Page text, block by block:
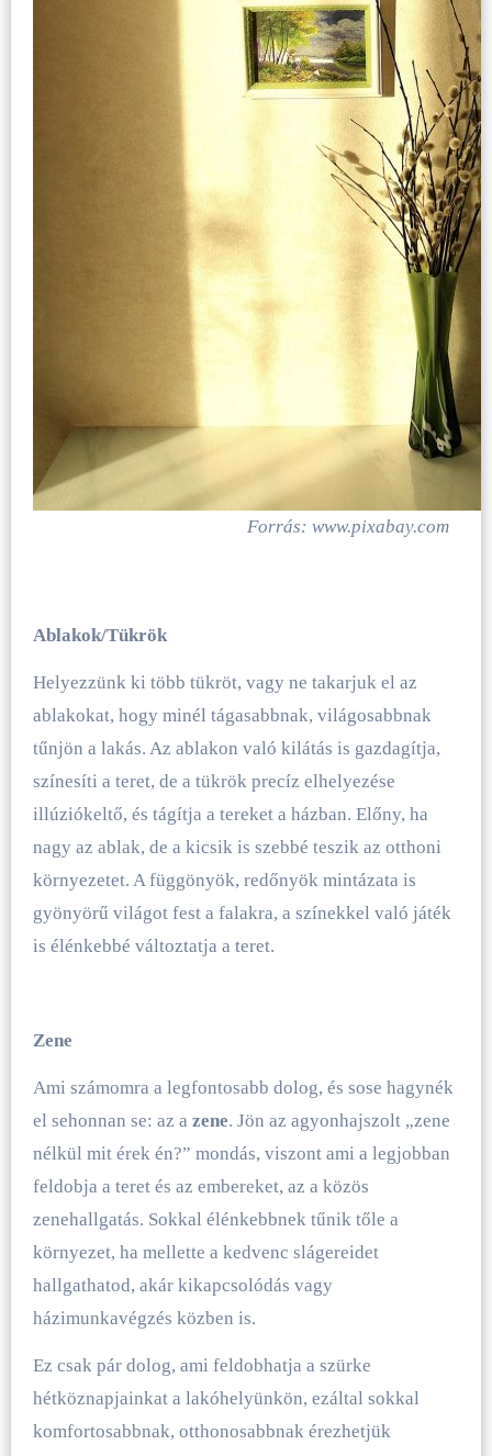
Forrás: www.pixabay.com
Ablakok/Tükrök
Helyezzünk ki több tükröt, vagy ne takarjuk el az
ablakokat, hogy minél tágasabbnak, világosabbnak
tűnjön a lakás. Az ablakon való kilátás is gazdagítja,
színesíti a teret, de a tükrök precíz elhelyezése
illúziókeltő, és tágítja a tereket a házban. Előny, ha
nagy az ablak, de a kicsik is szebbé teszik az otthoni
környezetet. A függönyök, redőnyök mintázata is
gyönyörű világot fest a falakra, a színekkel való játék
is élénkebbé változtatja a teret.
Zene
Ami számomra a legfontosabb dolog, és sose hagynék
el sehonnan se: az a zene. Jön az agyonhajszolt „zene
nélkül mit érek én?” mondás, viszont ami a legjobban
feldobja a teret és az embereket, az a közös
zenehallgatás. Sokkal élénkebbnek tűnik tőle a
környezet, ha mellette a kedvenc slágereidet
hallgathatod, akár kikapcsolódás vagy
házimunkavégzés közben is.
Ez csak pár dolog, ami feldobhatja a szürke
hétköznapjainkat a lakóhelyünkön, ezáltal sokkal
komfortosabbnak, otthonosabbnak érezhetjük